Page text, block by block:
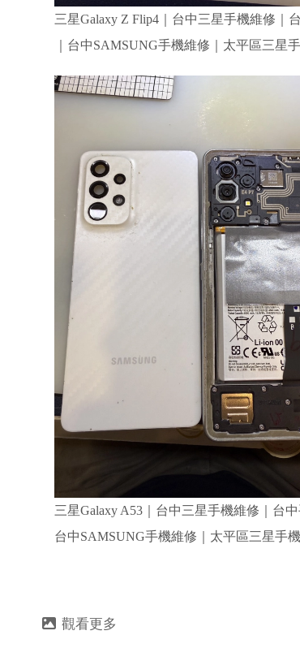
三星Galaxy Z Flip4｜台中三星手機維修｜
｜台中SAMSUNG手機維修｜太平區三星
三星Galaxy A53｜台中三星手機維修｜台中
台中SAMSUNG手機維修｜太平區三星手